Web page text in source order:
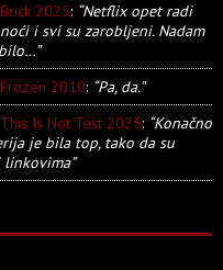
Brick 2025: “Netflix opet radi
i svi su zarobljeni. Nadam
Frozen 2010: “Pa, da.”
This Is Not Test 2025: “Konačno
je bila top, tako da su